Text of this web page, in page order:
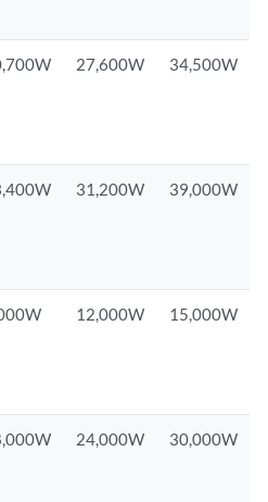
27,600W 34,500W
31,200W 39,000W
12,000W 15,000W
24,000W 30,000W